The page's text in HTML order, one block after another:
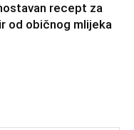
recept za
od običnog mlijeka